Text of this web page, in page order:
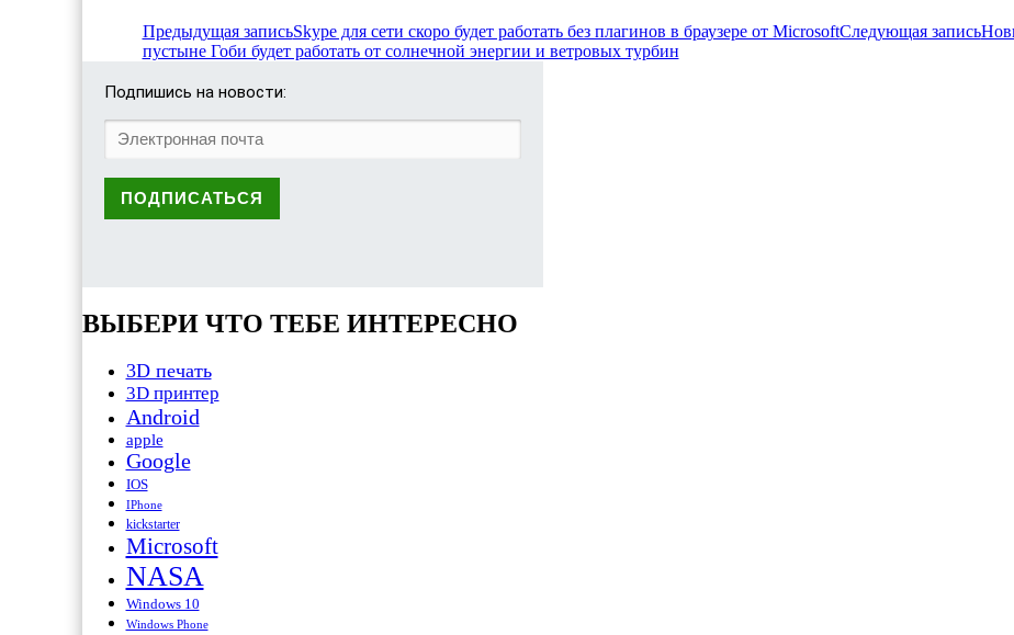
Предыдущая записьSkype для сети скоро будет работать без плагинов в браузере от MicrosoftСледующая запись
пустыне Гоби будет работать от солнечной энергии и ветровых турбин
Подпишись на новости:
ВЫБЕРИ ЧТО ТЕБЕ ИНТЕРЕСНО
3D печать
3D принтер
Android
apple
Google
IOS
IPhone
kickstarter
Microsoft
NASA
Windows 10
Windows Phone